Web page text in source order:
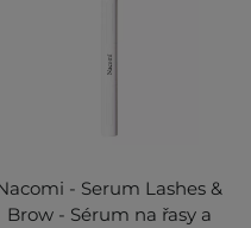
- Serum Lashes &
Brow - Sérum na řasy a